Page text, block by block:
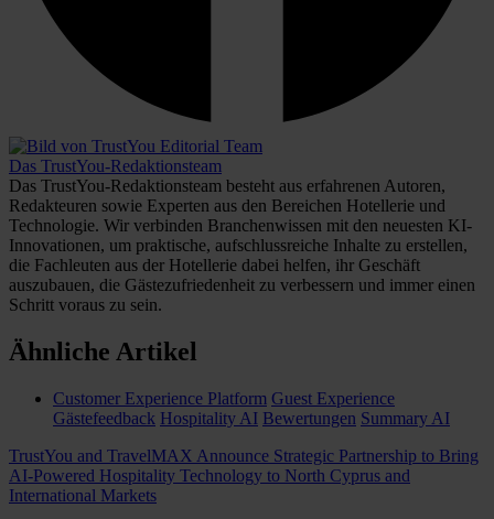
Das TrustYou-Redaktionsteam
Das TrustYou-Redaktionsteam besteht aus erfahrenen Autoren,
Redakteuren sowie Experten aus den Bereichen Hotellerie und
Technologie. Wir verbinden Branchenwissen mit den neuesten KI-
Innovationen, um praktische, aufschlussreiche Inhalte zu erstellen,
die Fachleuten aus der Hotellerie dabei helfen, ihr Geschäft
auszubauen, die Gästezufriedenheit zu verbessern und immer einen
Schritt voraus zu sein.
Ähnliche Artikel
Customer Experience Platform Guest Experience
Gästefeedback Hospitality AI Bewertungen Summary AI
TrustYou and TravelMAX Announce Strategic Partnership to Bring
AI-Powered Hospitality Technology to North Cyprus and
International Markets